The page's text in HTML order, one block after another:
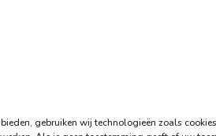
gebruiken wij technologieën zoals